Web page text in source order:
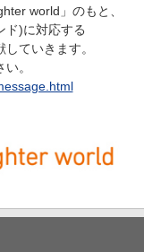
world」のもと、
ド)に対応する
ていきます。
。